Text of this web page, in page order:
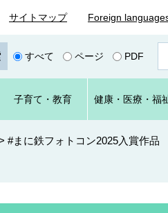
サイトマップ Foreign
すべて ページ PDF
ジ
番
号
を
子育て ・教育 健康・ 医療・ 福
#まに鉄フォトコン2025入賞作品